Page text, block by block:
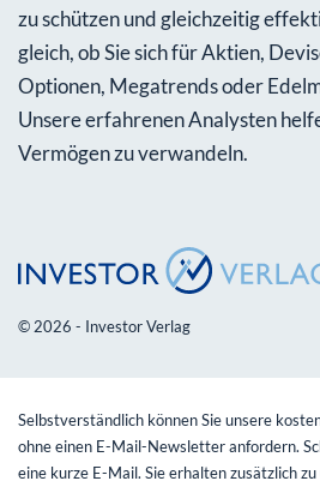
zu schützen und gleichzeitig
gleich, ob Sie sich für Aktien,
Optionen, Megatrends oder
Unsere erfahrenen Analysten
Vermögen zu verwandeln.
© 2026 - Investor Verlag
Selbstverständlich können Sie unsere
ohne einen E-Mail-Newsletter anfordern.
eine kurze E-Mail. Sie erhalten zusätzlich